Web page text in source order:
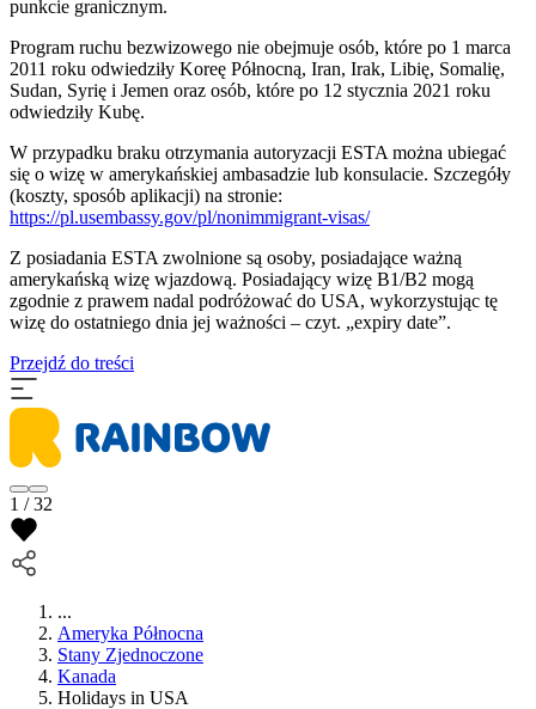
punkcie granicznym.
Program ruchu bezwizowego nie obejmuje osób, które po 1 marca
2011 roku odwiedziły Koreę Północną, Iran, Irak, Libię, Somalię,
Sudan, Syrię i Jemen oraz osób, które po 12 stycznia 2021 roku
odwiedziły Kubę.
W przypadku braku otrzymania autoryzacji ESTA można ubiegać
się o wizę w amerykańskiej ambasadzie lub konsulacie. Szczegóły
(koszty, sposób aplikacji) na stronie:
https://pl.usembassy.gov/pl/nonimmigrant-visas/
Z posiadania ESTA zwolnione są osoby, posiadające ważną
amerykańską wizę wjazdową. Posiadający wizę B1/B2 mogą
zgodnie z prawem nadal podróżować do USA, wykorzystując tę
wizę do ostatniego dnia jej ważności – czyt. „expiry date”.
Przejdź do treści
1 / 32
...
Ameryka Północna
Stany Zjednoczone
Kanada
Holidays in USA